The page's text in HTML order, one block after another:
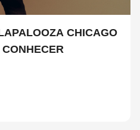
CHICAGO